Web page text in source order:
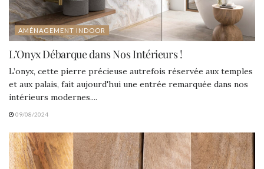
AMÉNAGEMENT INDOOR
L’Onyx Débarque dans Nos Intérieurs !
L’onyx, cette pierre précieuse autrefois réservée aux temples
et aux palais, fait aujourd'hui une entrée remarquée dans nos
intérieurs modernes....
09/08/2024